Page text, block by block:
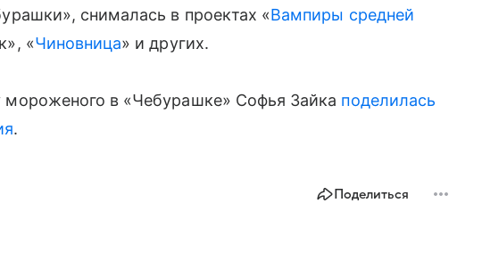
снималась в проектах «Вампиры средней
«Чиновница» и других.
в «Чебурашке» Софья Зайка поделилась
.
Поделиться